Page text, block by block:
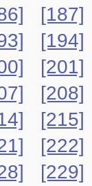
[187]
[194]
[201]
[208]
[215]
[222]
[229]